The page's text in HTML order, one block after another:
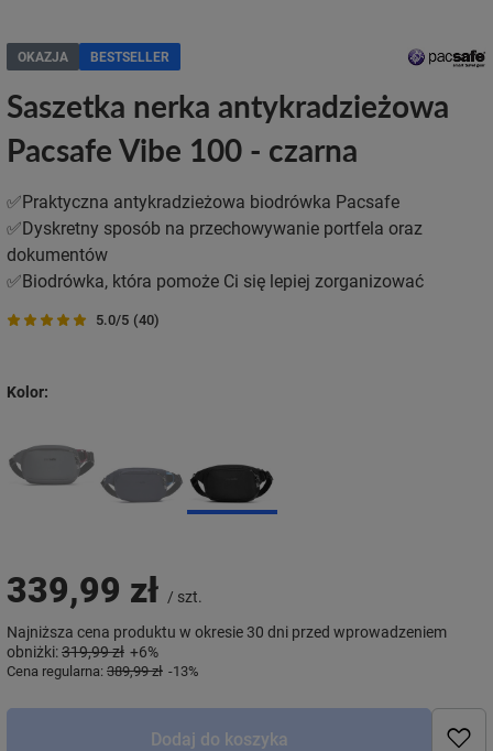
OKAZJA BESTSELLER
Saszetka nerka antykradzieżowa
Pacsafe Vibe 100 - czarna
✅Praktyczna antykradzieżowa biodrówka Pacsafe
✅Dyskretny sposób na przechowywanie portfela oraz
dokumentów
✅Biodrówka, która pomoże Ci się lepiej zorganizować
5.0/5 (40)
Kolor
339,99 zł / szt.
Najniższa cena produktu w okresie 30 dni przed wprowadzeniem
obniżki:319,99 zł +6%
Cena regularna: 389,99 zł -13%
Dodaj do koszyka